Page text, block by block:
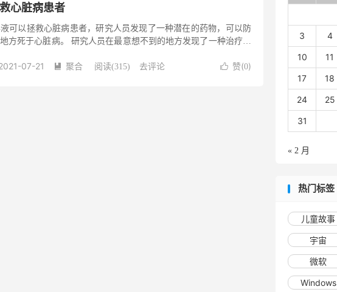
心脏病患者
可以拯救心脏病患者，研究人员发现了一种潜在的药物，可以防
方死于心脏病。 研究人员在最意想不到的地方发现了一种治疗心
 赞(0)
07-21  聚合 阅读(315) 去评论
3 4
10 11
17 18
24 25
31
« 2 月
热门标签
儿童故事
宇宙
微软
Windows